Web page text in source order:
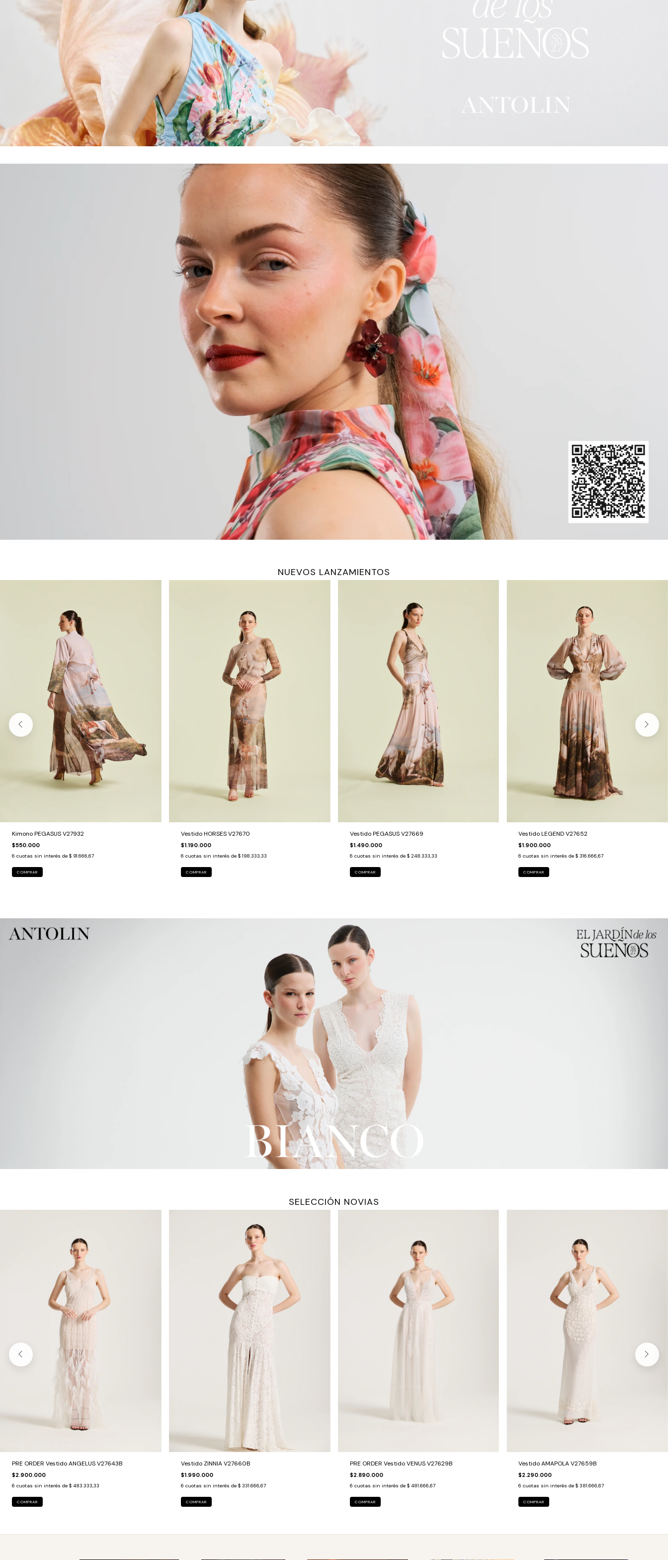
NUEVOS LANZAMIENTOS
Kimono PEGASUS V27932
$550.000
6 cuotas sin interés de $ 91.666,67
COMPRAR
Vestido HORSES V27670
$1.190.000
6 cuotas sin interés de $ 198.333,33
COMPRAR
Vestido PEGASUS V27669
$1.490.000
6 cuotas sin interés de $ 248.333,33
COMPRAR
Vestido LEGEND V27652
$1.900.000
6 cuotas sin interés de$ 316.666,67
COMPRAR
SELECCIÓN NOVIAS
PRE ORDER Vestido ANGELUS V27643B
$2.900.000
6 cuotas sin interés de $ 483.333,33
COMPRAR
Vestido ZINNIA V27660B
$1.990.000
6 cuotas sin interés de $ 331.666,67
COMPRAR
PRE ORDER Vestido VENUS V27629B
$2.890.000
6 cuotas sin interés de $ 481.666,67
COMPRAR
Vestido AMAPOLA V27659B
$2.290.000
6 cuotas sin interés de$ 381.666,67
COMPRAR